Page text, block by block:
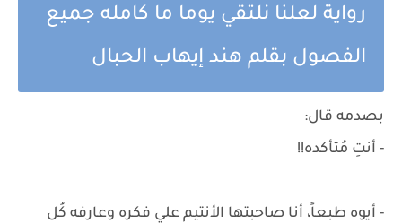
رواية لعلنا نلتقي يوما ما كامله جميع
الفصول بقلم هند إيهاب الحبال
بصدمه قال:
- أنتِ مُتأكده!!
- أيوه طبعاً، أنا صاحبتها الأنتيم علي فكره وعارفه كُل